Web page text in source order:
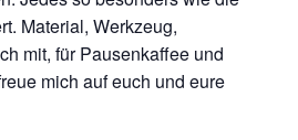
Material, Werkzeug,
mit, für Pausenkaffee und
mich auf euch und eure